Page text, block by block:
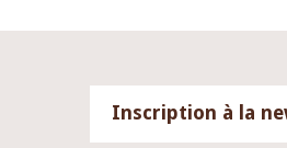
Inscription à la